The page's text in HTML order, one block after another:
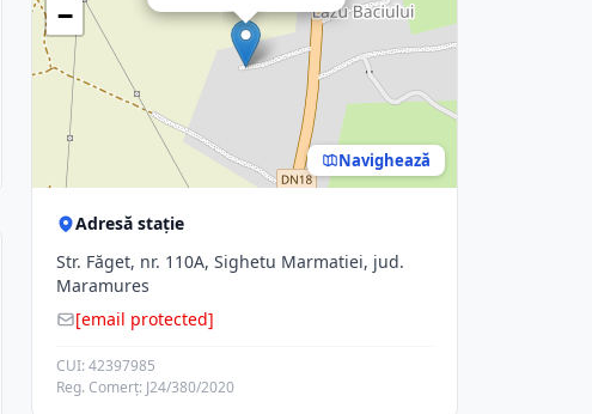
−
Navighează
Adresă stație
Str. Făget, nr. 110A, Sighetu Marmatiei, jud.
Maramures
[email protected]
CUI: 42397985
Reg. Comerț: J24/380/2020